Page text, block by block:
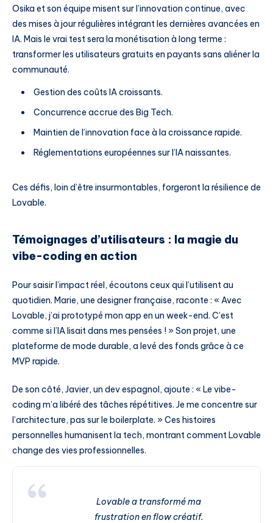
Osika et son équipe misent sur l’innovation continue, avec
des mises à jour régulières intégrant les dernières avancées en
IA. Mais le vrai test sera la monétisation à long terme :
transformer les utilisateurs gratuits en payants sans aliéner la
communauté.
Gestion des coûts IA croissants.
Concurrence accrue des Big Tech.
Maintien de l’innovation face à la croissance rapide.
Réglementations européennes sur l’IA naissantes.
Ces défis, loin d’être insurmontables, forgeront la résilience de
Lovable.
Témoignages d’utilisateurs : la magie du
vibe-coding en action
Pour saisir l’impact réel, écoutons ceux qui l’utilisent au
quotidien. Marie, une designer française, raconte : « Avec
Lovable, j’ai prototypé mon app en un week-end. C’est
comme si l’IA lisait dans mes pensées ! » Son projet, une
plateforme de mode durable, a levé des fonds grâce à ce
MVP rapide.
De son côté, Javier, un dev espagnol, ajoute : « Le vibe-
coding m’a libéré des tâches répétitives. Je me concentre sur
l’architecture, pas sur le boilerplate. » Ces histoires
personnelles humanisent la tech, montrant comment Lovable
change des vies professionnelles.
Lovable a transformé ma
frustration en flow créatif.